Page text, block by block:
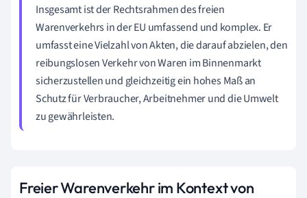
Insgesamt ist der Rechtsrahmen des freien
Warenverkehrs in der EU umfassend und komplex. Er
umfasst eine Vielzahl von Akten, die darauf abzielen, den
reibungslosen Verkehr von Waren im Binnenmarkt
sicherzustellen und gleichzeitig ein hohes Maß an
Schutz für Verbraucher, Arbeitnehmer und die Umwelt
zu gewährleisten.
Freier Warenverkehr im Kontext von